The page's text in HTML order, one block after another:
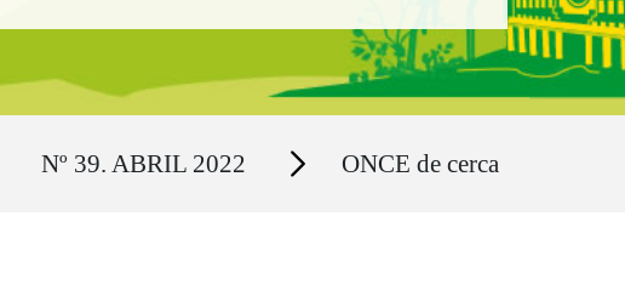
Nº 39. ABRIL 2022 Secciones ONCE de cerca